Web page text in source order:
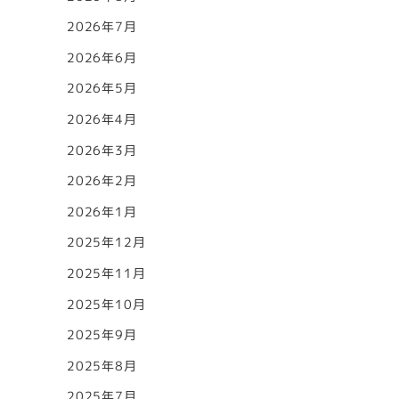
2026年7月
2026年6月
2026年5月
2026年4月
2026年3月
2026年2月
2026年1月
2025年12月
2025年11月
2025年10月
2025年9月
2025年8月